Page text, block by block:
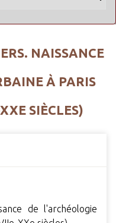
NAISSANCE
À PARIS
SIÈCLES)
de l'archéologie